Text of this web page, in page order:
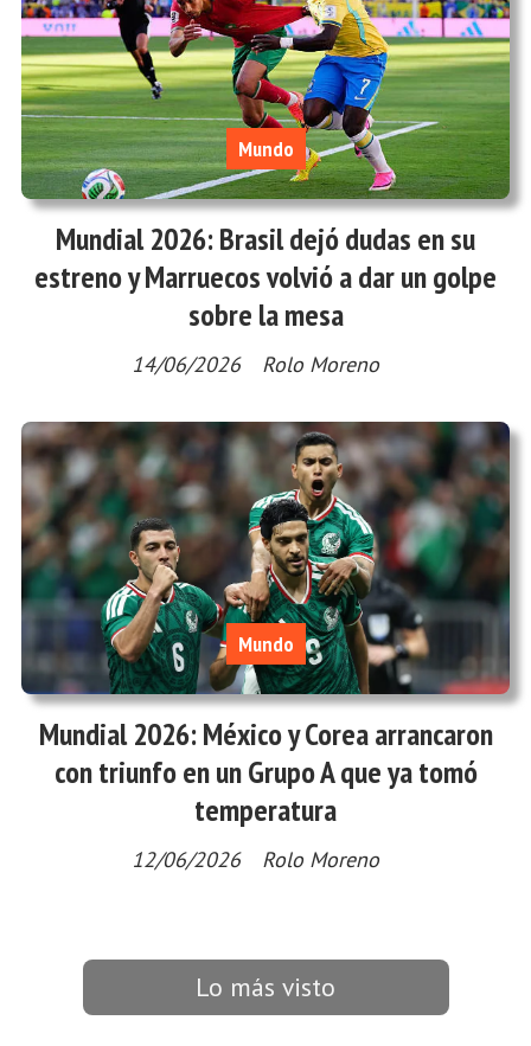
Mundial 2026: Brasil dejó dudas en su
estreno y Marruecos volvió a dar un golpe
sobre la mesa
Rolo Moreno
Mundo
14/06/2026
Mundial 2026: México y Corea arrancaron
con triunfo en un Grupo A que ya tomó
temperatura
Rolo Moreno
Mundo
12/06/2026
Lo más visto